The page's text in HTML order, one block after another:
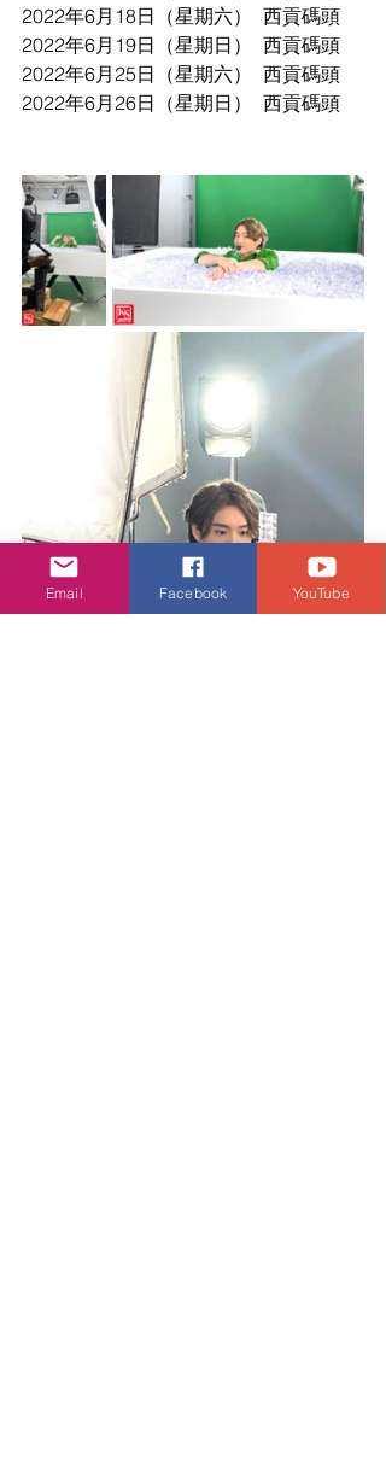
2022年6月18日（星期六）	西貢碼頭
2022年6月19日（星期日）	西貢碼頭
2022年6月25日（星期六）	西貢碼頭
2022年6月26日（星期日）	西貢碼頭
Email Facebook YouTube